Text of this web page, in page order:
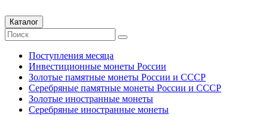
Каталог
Поступления месяца
Инвестиционные монеты России
Золотые памятные монеты России и СССР
Серебряные памятные монеты России и СССР
Золотые иностранные монеты
Серебряные иностранные монеты